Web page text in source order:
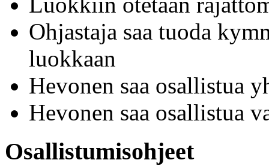
Ohjastaja saa tuoda
luokkaan
Hevonen saa osallistua
Hevonen saa osallistua
Osallistumisohjeet